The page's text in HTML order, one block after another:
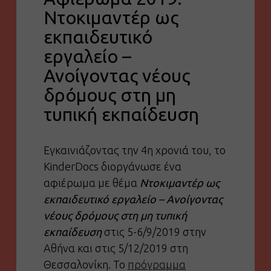
Ντοκιμαντέρ ως
εκπαιδευτικό
εργαλείο –
Ανοίγοντας νέους
δρόμους στη μη
τυπική εκπαίδευση
Εγκαινιάζοντας την 4η χρονιά του, το
KinderDocs διοργάνωσε ένα
αφιέρωμα με θέμα Ντοκιμαντέρ ως
εκπαιδευτικό εργαλείο – Ανοίγοντας
νέους δρόμους στη μη τυπική
εκπαίδευση στις 5-6/9/2019 στην
Αθήνα και στις 5/12/2019 στη
Θεσσαλονίκη. Το πρόγραμμα